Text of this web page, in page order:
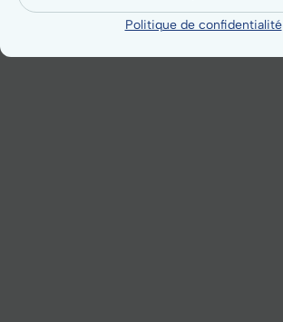
Politique de confidentialité